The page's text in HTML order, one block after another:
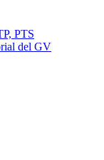
PTS
del GV